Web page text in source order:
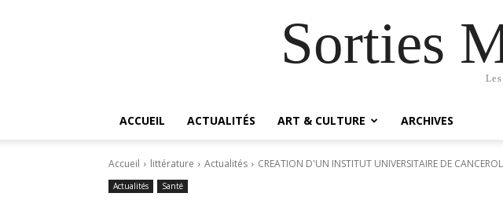
Sorties
ACCUEIL ACTUALITÉS ART & CULTURE ARCHIVES
Accueil littérature Actualités CREATION D'UN INSTITUT UNIVERSITAIRE DE
Actualités Santé